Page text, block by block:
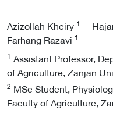
Azizollah Kheiry 1
Farhang Razavi 1
1 Assistant Professor,
of Agriculture, Zanjan
2 MSc Student,
Faculty of Agriculture,